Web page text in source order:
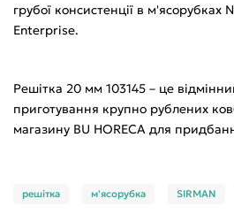
грубої консистенції в
Enterprise.
Решітка 20 мм 103145 – це
приготування крупно рублених
магазину BU HORECA для
решітка м'ясорубка SIRMAN